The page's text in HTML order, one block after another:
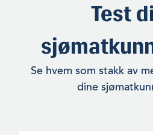
Test
Se hvem som stakk av
dine